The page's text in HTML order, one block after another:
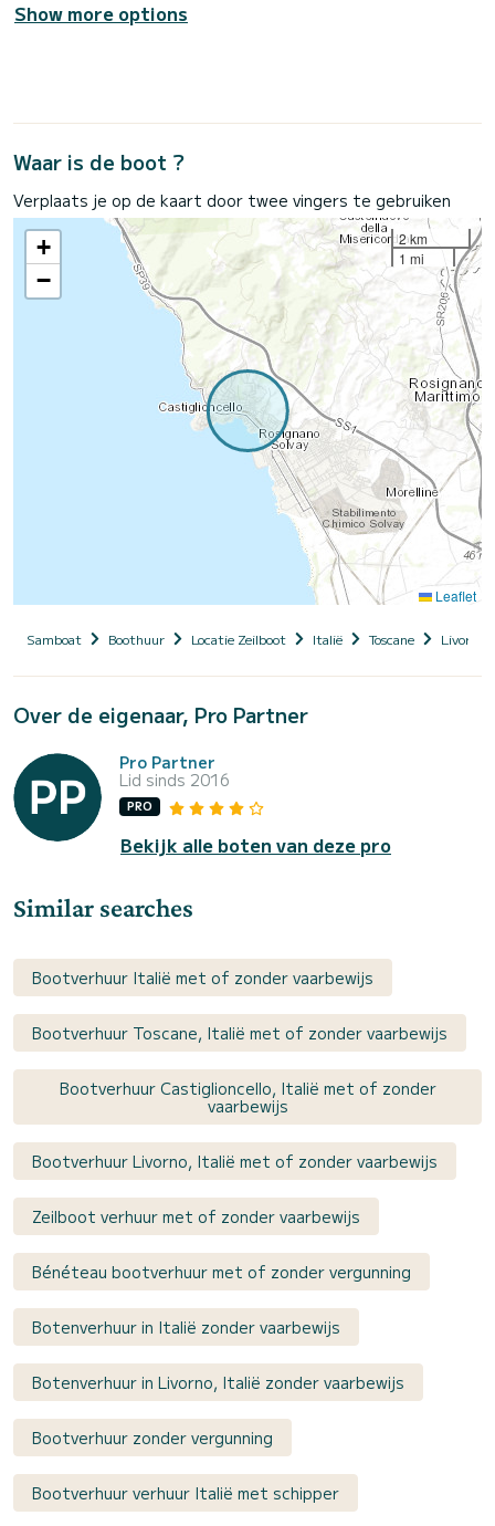
Show more options
Waar is de boot ?
Verplaats je op de kaart door twee vingers te gebruiken
+
−
2 km
1 mi
Leaflet
Samboat Boothuur Locatie Zeilboot Italië Toscane Livorno
Over de eigenaar, Pro Partner
Pro Partner
Lid sinds 2016
PRO
Bekijk alle boten van deze pro
Similar searches
Bootverhuur Italië met of zonder vaarbewijs
Bootverhuur Toscane, Italië met of zonder vaarbewijs
Bootverhuur Castiglioncello, Italië met of zonder
vaarbewijs
Bootverhuur Livorno, Italië met of zonder vaarbewijs
Zeilboot verhuur met of zonder vaarbewijs
Bénéteau bootverhuur met of zonder vergunning
Botenverhuur in Italië zonder vaarbewijs
Botenverhuur in Livorno, Italië zonder vaarbewijs
Bootverhuur zonder vergunning
Bootverhuur verhuur Italië met schipper